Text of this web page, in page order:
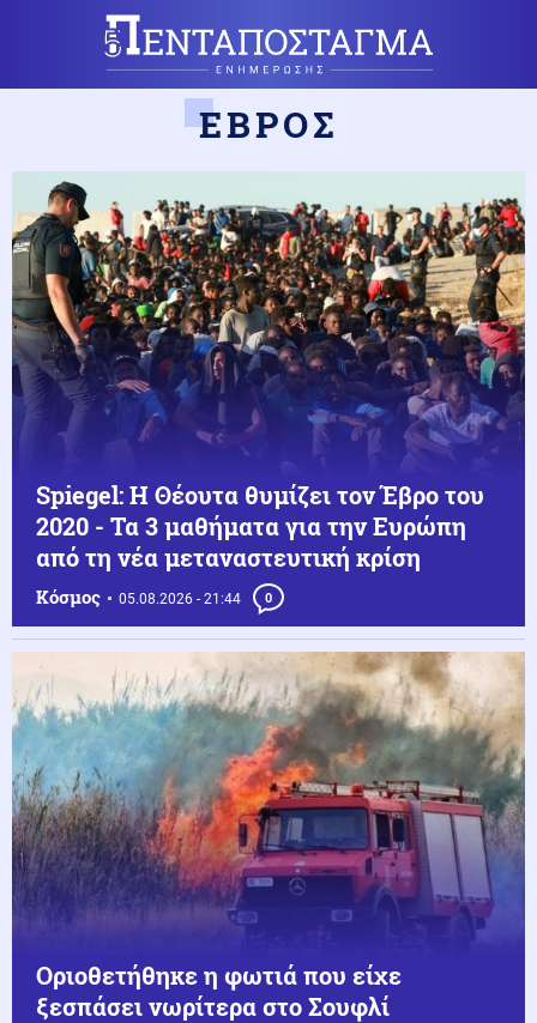
ΕΒΡΟΣ
Κόσμος 05.08.2026 - 21:44 0
Spiegel: Η Θέουτα θυμίζει τον Έβρο του
2020 - Τα 3 μαθήματα για την Ευρώπη
από τη νέα μεταναστευτική κρίση
Οριοθετήθηκε η φωτιά που είχε
ξεσπάσει νωρίτερα στο Σουφλί